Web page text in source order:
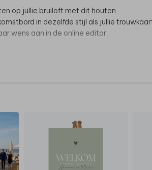
op jullie bruiloft met dit houten
in dezelfde stijl als jullie
wens aan in de online editor.
is exclusief schildersezel
Je vindtalle bruiloftsborden
materialen